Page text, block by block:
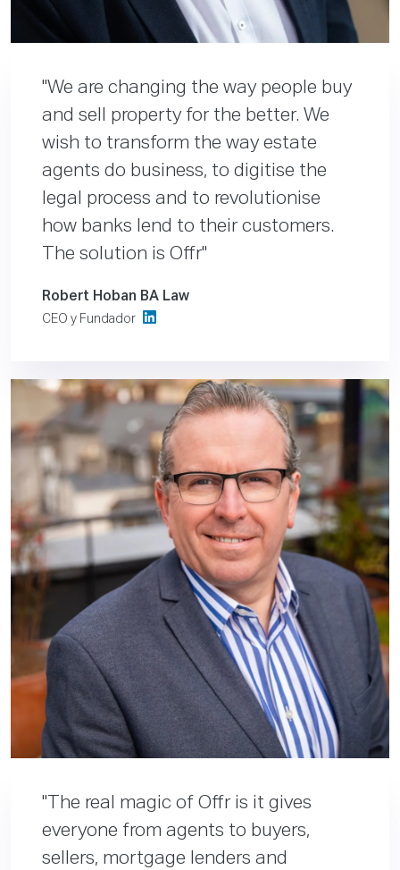
We are changing the way people buy
and sell property for the better. We
wish to transform the way estate
agents do business, to digitise the
legal process and to revolutionise
how banks lend to their customers.
The solution is Offr
Robert Hoban BA Law
CEO y Fundador
The real magic of Offr is it gives
everyone from agents to buyers,
sellers, mortgage lenders and